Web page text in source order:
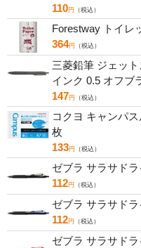
110円 （税込）
Forestway トイレ
364円 （税込）
三菱鉛筆 ジェッ
インク 0.5 オフブ
147円 （税込）
コクヨ キャンパ
枚
133円 （税込）
ゼブラ サラサド
112円 （税込）
ゼブラ サラサド
112円 （税込）
ゼブラ サラサド